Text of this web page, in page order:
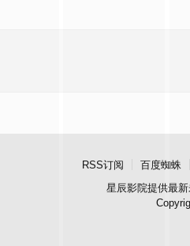
RSS订阅 百度蜘蛛
星辰影院提供最